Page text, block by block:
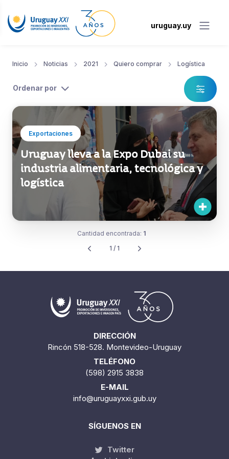
uruguay.uy
Inicio Noticias 2021 Quiero comprar Logística
Ordenar por
Exportaciones
Uruguay lleva a la Expo Dubai su
industria alimentaria, tecnológica y
logística
Cantidad encontrada: 1
1 / 1
DIRECCIÓN
Rincón 518-528. Montevideo-Uruguay
TELÉFONO
(598) 2915 3838
E-MAIL
info@uruguayxxi.gub.uy
SÍGUENOS EN
Twitter